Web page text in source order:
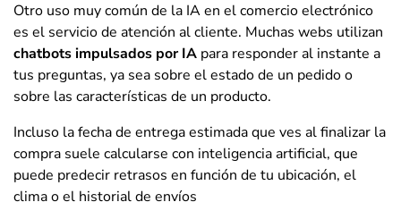
Otro uso muy común de la IA en el comercio electrónico
es el servicio de atención al cliente. Muchas webs utilizan
chatbots impulsados por IA para responder al instante a
tus preguntas, ya sea sobre el estado de un pedido o
sobre las características de un producto.
Incluso la fecha de entrega estimada que ves al finalizar la
compra suele calcularse con inteligencia artificial, que
puede predecir retrasos en función de tu ubicación, el
clima o el historial de envíos